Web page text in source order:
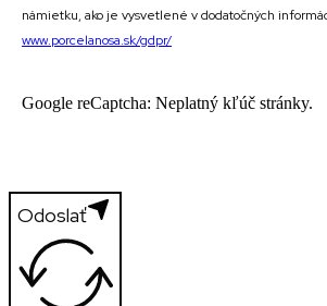
námietku, ako je vysvetlené v dodatočných
www.porcelanosa.sk/gdpr/
Google reCaptcha: Neplatný kľúč stránky.
Odoslať